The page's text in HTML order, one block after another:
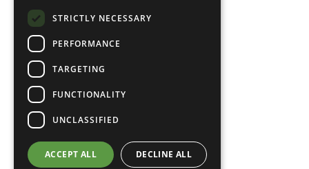
STRICTLY NECESSARY
PERFORMANCE
TARGETING
FUNCTIONALITY
UNCLASSIFIED
ACCEPT ALL DECLINE ALL